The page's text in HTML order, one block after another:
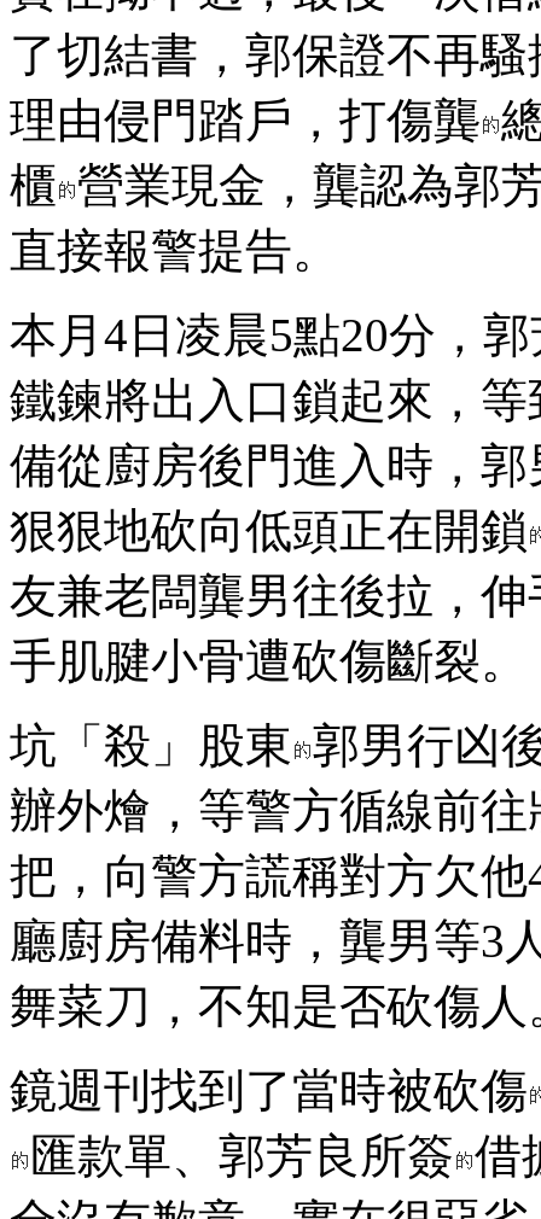
了切結書，郭保證不再
理由侵門踏戶，打傷龔
櫃 營業現金，龔認為郭
直接報警提告。
本月4日凌晨5點20分，
鐵鍊將出入口鎖起來，
備從廚房後門進入時，
狠狠地砍向低頭正在開鎖
友兼老闆龔男往後拉，
手肌腱小骨遭砍傷斷裂。
坑「殺」股東 郭男行凶
辦外燴，等警方循線前
把，向警方謊稱對方欠
廳廚房備料時，龔男等3
舞菜刀，不知是否砍傷人
鏡週刊找到了當時被砍傷
匯款單、郭芳良所簽 借